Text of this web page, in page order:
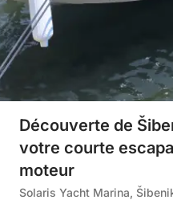
Découverte de
votre courte
moteur
Solaris Yacht Marina,